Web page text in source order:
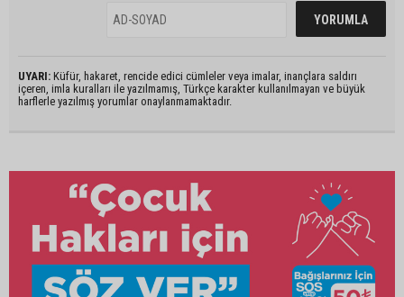
UYARI: Küfür, hakaret, rencide edici cümleler veya imalar, inançlara saldırı
içeren, imla kuralları ile yazılmamış, Türkçe karakter kullanılmayan ve büyük
harflerle yazılmış yorumlar onaylanmamaktadır.